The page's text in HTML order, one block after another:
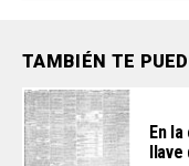
TAMBIÉN TE
En
llave